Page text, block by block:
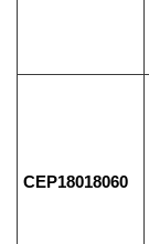
СЕР18018060